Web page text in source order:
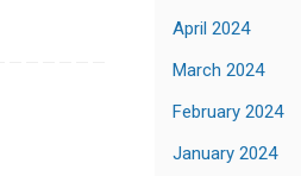
April 2024
March 2024
February 2024
January 2024